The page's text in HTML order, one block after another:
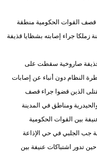
قصف القوات الحكومية منطقة
زملكا جراء إصابته بشظايا قذيفة
صاروخية سقطت على
النظام دون أنباء عن إصابات
عدد القتلى الذين قضوا جراء قصف
ومناطق في المدينة
بين القوات الحكومية
جب الجلبي في حي الإذاعة
تدور اشتباكات عنيفة بين